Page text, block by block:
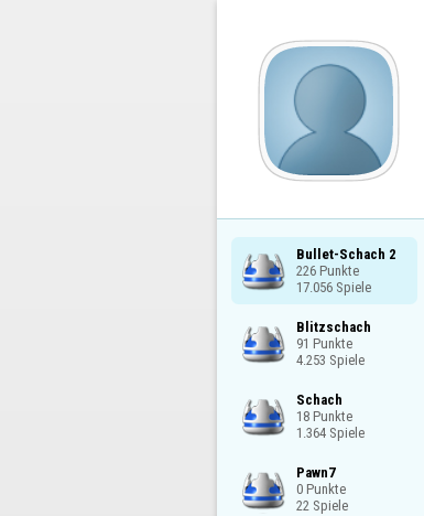
Bullet-Schach 2
226 Punkte
17.056 Spiele
Blitzschach
91 Punkte
4.253 Spiele
Schach
18 Punkte
1.364 Spiele
Pawn7
0 Punkte
22 Spiele